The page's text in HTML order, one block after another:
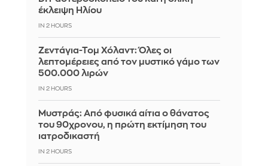
έκλειψη Ηλίου
IN 2 HOURS
Ζεντάγια-Τομ Χόλαντ: Όλες οι
λεπτομέρειες από τον μυστικό γάμο των
500.000 λιρών
IN 2 HOURS
Μυστράς: Από φυσικά αίτια ο θάνατος
του 90χρονου, η πρώτη εκτίμηση του
ιατροδικαστή
IN 2 HOURS